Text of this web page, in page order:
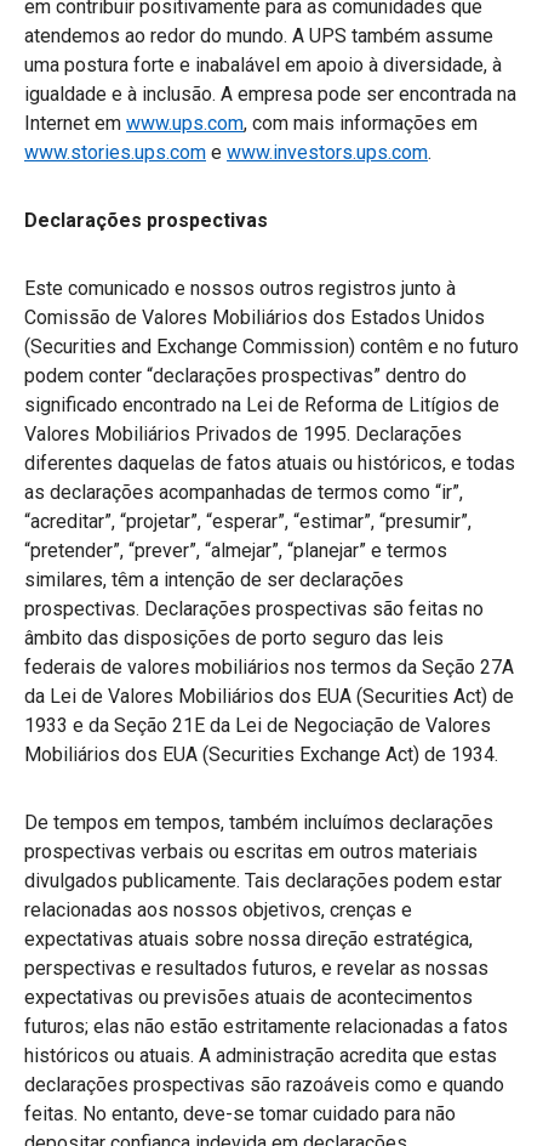
em contribuir positivamente para as comunidades que
atendemos ao redor do mundo. A UPS também assume
uma postura forte e inabalável em apoio à diversidade, à
igualdade e à inclusão. A empresa pode ser encontrada na
Internet em www.ups.com, com mais informações em
www.stories.ups.com e www.investors.ups.com.
Declarações prospectivas
Este comunicado e nossos outros registros junto à
Comissão de Valores Mobiliários dos Estados Unidos
(Securities and Exchange Commission) contêm e no futuro
podem conter “declarações prospectivas” dentro do
significado encontrado na Lei de Reforma de Litígios de
Valores Mobiliários Privados de 1995. Declarações
diferentes daquelas de fatos atuais ou históricos, e todas
as declarações acompanhadas de termos como “ir”,
“acreditar”, “projetar”, “esperar”, “estimar”, “presumir”,
“pretender”, “prever”, “almejar”, “planejar” e termos
similares, têm a intenção de ser declarações
prospectivas. Declarações prospectivas são feitas no
âmbito das disposições de porto seguro das leis
federais de valores mobiliários nos termos da Seção 27A
da Lei de Valores Mobiliários dos EUA (Securities Act) de
1933 e da Seção 21E da Lei de Negociação de Valores
Mobiliários dos EUA (Securities Exchange Act) de 1934.
De tempos em tempos, também incluímos declarações
prospectivas verbais ou escritas em outros materiais
divulgados publicamente. Tais declarações podem estar
relacionadas aos nossos objetivos, crenças e
expectativas atuais sobre nossa direção estratégica,
perspectivas e resultados futuros, e revelar as nossas
expectativas ou previsões atuais de acontecimentos
futuros; elas não estão estritamente relacionadas a fatos
históricos ou atuais. A administração acredita que estas
declarações prospectivas são razoáveis como e quando
feitas. No entanto, deve-se tomar cuidado para não